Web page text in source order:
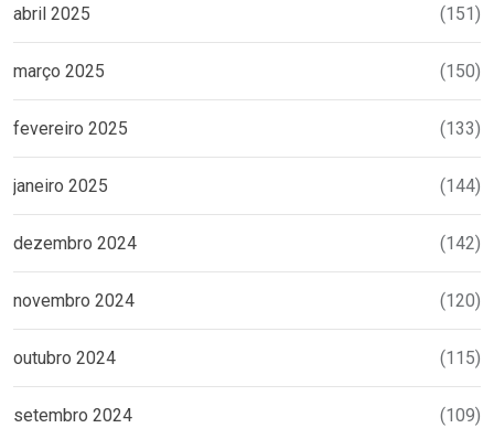
abril 2025 (151)
março 2025 (150)
fevereiro 2025 (133)
janeiro 2025 (144)
dezembro 2024 (142)
novembro 2024 (120)
outubro 2024 (115)
setembro 2024 (109)